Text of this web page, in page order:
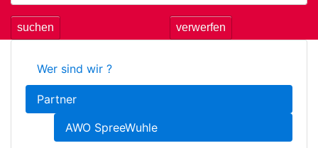
suchen verwerfen
Wer sind wir ?
Partner
AWO SpreeWuhle